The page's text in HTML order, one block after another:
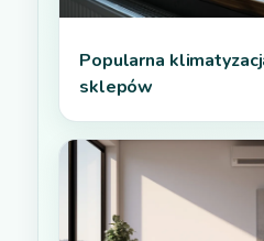
Popularna
sklepów